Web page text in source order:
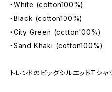
・White (cotton100%)
・Black (cotton100%)
・City Green (cotton100%)
・Sand Khaki (cotton100%)
トレンドのビッグシルエットTシ